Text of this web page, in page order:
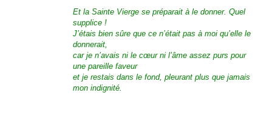
Et la Sainte Vierge se préparait à le donner. Quel
supplice !
J’étais bien sûre que ce n’était pas à moi qu’elle le
donnerait,
car je n’avais ni le cœur ni l’âme assez purs pour
une pareille faveur
et je restais dans le fond, pleurant plus que jamais
mon indignité.